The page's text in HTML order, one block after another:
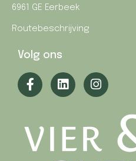
6961 GE Eerbeek
Routebeschrijving
Volg ons